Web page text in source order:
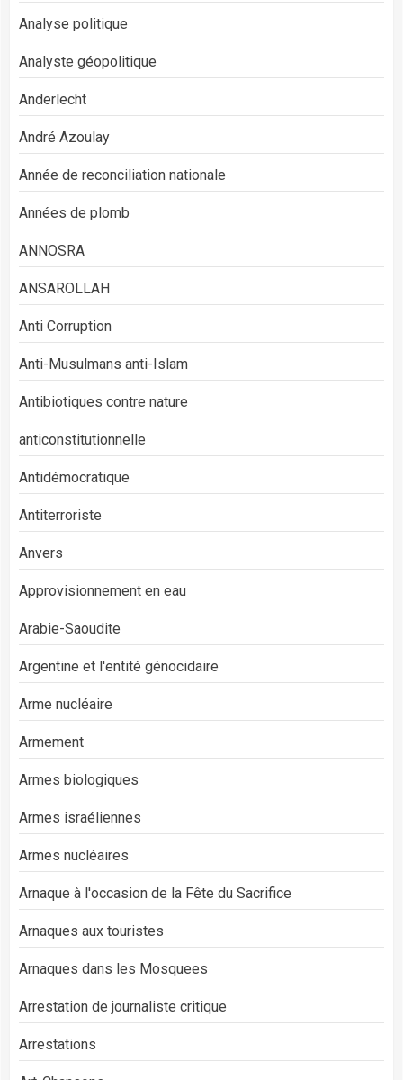
Analyse politique
Analyste géopolitique
Anderlecht
André Azoulay
Année de reconciliation nationale
Années de plomb
ANNOSRA
ANSAROLLAH
Anti Corruption
Anti-Musulmans anti-Islam
Antibiotiques contre nature
anticonstitutionnelle
Antidémocratique
Antiterroriste
Anvers
Approvisionnement en eau
Arabie-Saoudite
Argentine et l'entité génocidaire
Arme nucléaire
Armement
Armes biologiques
Armes israéliennes
Armes nucléaires
Arnaque à l'occasion de la Fête du Sacrifice
Arnaques aux touristes
Arnaques dans les Mosquees
Arrestation de journaliste critique
Arrestations